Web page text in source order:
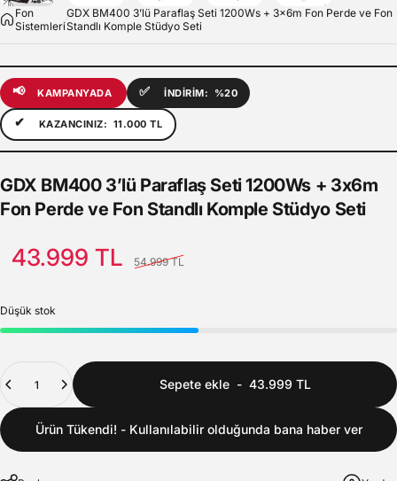
Fon
Sistemleri
GDX BM400 3’lü Paraflaş Seti 1200Ws + 3x6m Fon Perde ve Fon
Standlı Komple Stüdyo Seti
📢 KAMPANYADA ✅ İNDİRİM: %20
✔ KAZANCINIZ: 11.000 TL
GDX BM400 3’lü ParaflaşSeti1200Ws + 3x6m
Fon Perde ve Fon Standlı Komple Stüdyo Seti
43.999 TL 54.999 TL
Düşük stok
Sepete ekle- 43.999 TL
Ürün Tükendi! - Kullanılabilir olduğunda bana haber ver